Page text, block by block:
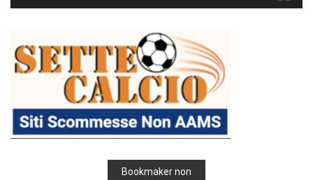
Bookmaker non